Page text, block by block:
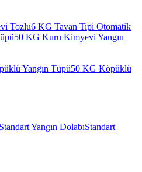
Tozlu6 KG Tavan Tipi Otomatik
50 KG Kuru Kimyevi Yangın
Yangın Tüpü50 KG Köpüklü
Yangın DolabıStandart